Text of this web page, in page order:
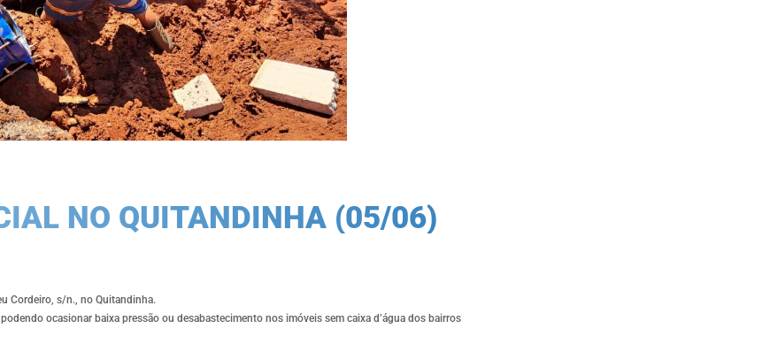
NO QUITANDINHA (05/06)
Cordeiro, s/n., no Quitandinha.
ocasionar baixa pressão ou desabastecimento nos imóveis sem caixa d’água dos bairros